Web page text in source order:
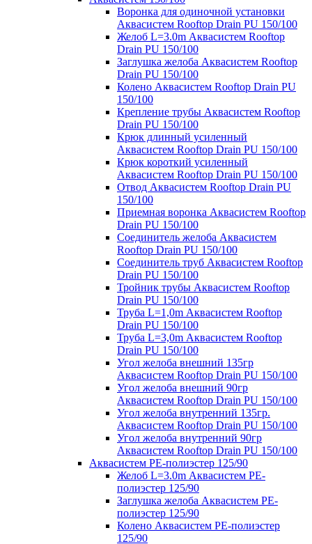
Воронка для одиночной установки
Аквасистем Rooftop Drain PU 150/100
Желоб L=3.0m Аквасистем Rooftop
Drain PU 150/100
Заглушка желоба Аквасистем Rooftop
Drain PU 150/100
Колено Аквасистем Rooftop Drain PU
150/100
Крепление трубы Аквасистем Rooftop
Drain PU 150/100
Крюк длинный усиленный
Аквасистем Rooftop Drain PU 150/100
Крюк короткий усиленный
Аквасистем Rooftop Drain PU 150/100
Отвод Аквасистем Rooftop Drain PU
150/100
Приемная воронка Аквасистем Rooftop
Drain PU 150/100
Соединитель желоба Аквасистем
Rooftop Drain PU 150/100
Соединитель труб Аквасистем Rooftop
Drain PU 150/100
Тройник трубы Аквасистем Rooftop
Drain PU 150/100
Труба L=1,0m Аквасистем Rooftop
Drain PU 150/100
Труба L=3,0m Аквасистем Rooftop
Drain PU 150/100
Угол желоба внешний 135гр
Аквасистем Rooftop Drain PU 150/100
Угол желоба внешний 90гр
Аквасистем Rooftop Drain PU 150/100
Угол желоба внутренний 135гр.
Аквасистем Rooftop Drain PU 150/100
Угол желоба внутренний 90гр
Аквасистем Rooftop Drain PU 150/100
Аквасистем PE-полиэстер 125/90
Желоб L=3.0m Аквасистем PE-
полиэстер 125/90
Заглушка желоба Аквасистем PE-
полиэстер 125/90
Колено Аквасистем PE-полиэстер
125/90